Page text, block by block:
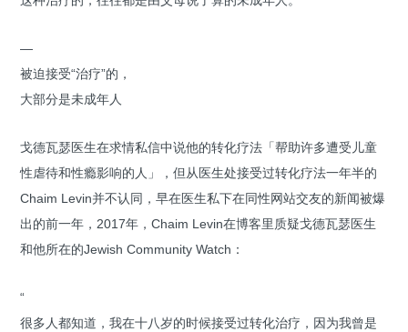
—
被迫接受“治疗”的，
大部分是未成年人
戈德瓦瑟医生在求情私信中说他的转化疗法「帮助许多遭受儿童
性虐待和性瘾影响的人」，但从医生处接受过转化疗法一年半的
Chaim Levin并不认同，早在医生私下在同性网站交友的新闻被爆
出的前一年，2017年，Chaim Levin在博客里质疑戈德瓦瑟医生
和他所在的Jewish Community Watch：
“
很多人都知道，我在十八岁的时候接受过转化治疗，因为我曾是